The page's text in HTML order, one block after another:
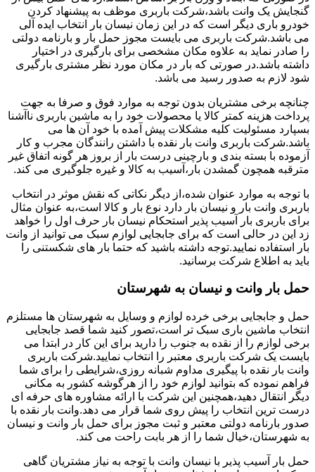
گنجایش یک وانت باشد،شرکت باربری موظف به پیشنهاد کردن
خودرو باری دیگر است که در این زمان نیسان بار انتخاب ایده آلی
می باشد.شرکت باربری می بایست مجوز حمل بار و بارنامه دولتی
را صادر نماید به علاوه مکان مشخصی برای بارگیری در اختیار
داشته باشد.در صورتی که بار در مکان مورد نظر مشتری بارگیری
شود لازم به صدور رسید می باشد.
چنانچه برخی مشتریان بدون توجه به موارد فوق و صرفا به جهت
پرداخت هزینه کمتر کالا یا محصولات خود را به ماشین باربری ناآشنا
بسپارد مسئولیت کلیه مشکلات پیش آمده با خود آن ها می
باشد.شرکت باربری وانت بار نقده با داشتن رانندگان مجرب و کار
آزموده با بسته بندی و بارچینی درست بار از بروز هر گونه اتفاق غیر
مترقبه همچون گمشدن بار،آسیب به کالا و غیره جلوگیری می کند.
با توجه به موارد عنوان شده،از دیگر نکاتی که نقش موثر در انتخاب
باربری وانت بار و نیسان بار دارد نوع بار و کالا است،به عنوان مثال
برای باربری بار آسیب پذیر استحکام نیسان بار حرف اول را خواهد
زد این در حالی است که برای جابجایی لوازم سبک می توانید از وانت
بار استفاده نمایید.توجه داشته باشید که حتما بار های شکستنی را
باید به اطلاع شرکت برسانید.
حمل بار وانت و نیسان به شهرستان
حمل و جابجایی برخی خرده لوازم و وسایل به شهرستان ها مستلزم
انتخاب ماشین باری سبک تر است،تصور کنید شما قصد جابجایی
برخی لوازم را از نقده به جنوب را دارید برای این کار در ابتدا می
بایست یک شرکت باربری معتبر را انتخاب نمایید.شرکت باربری
وانت بار نقده با پیگیری مداوم شبانه روزی،شرایطی را برای شما
فراهم نموده که بتوانید لوازم خود را از هرگوشه کشور به مکانی
دیگر انتقال دهید،همچنین این شرکت با ارائه مشاوره های حرفه ای
درست ترین انتخاب را پیش روی شما قرار می دهد.وانت بار نقده با
صدور بارنامه دولتی معتبر و ثبت مجوز برای حمل بار وانت و نیسان
به شهرستان،خیال شما را از هر بابت راحت می کند.
حمل بار آسیب پذیر با نیسان وانت با توجه به نیاز مشتریان گاهی